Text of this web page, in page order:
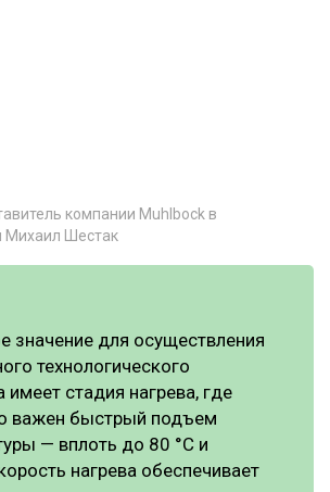
компании Muhlbock в
Михаил Шестак
значение для осуществления
технологического
имеет стадия нагрева, где
важен быстрый подъем
— вплоть до 80 °С и
нагрева обеспечивает